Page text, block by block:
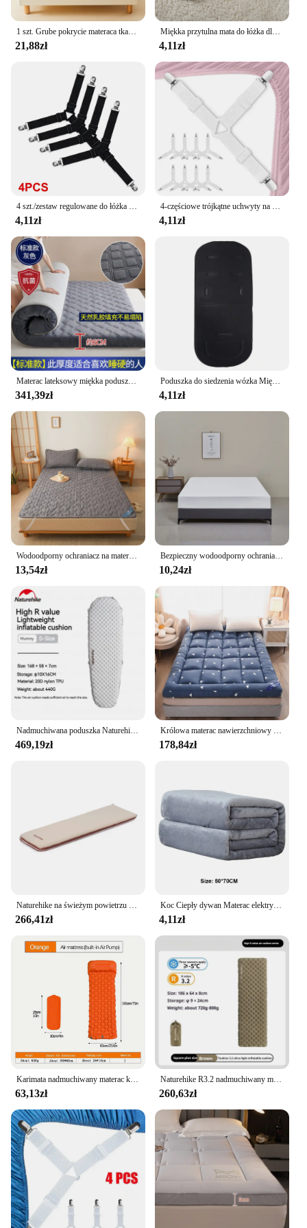
1 szt. Grube pokrycie materaca tkaniny 3D, 100% materac wodoodporny ochraniacz, miękkie i oddychające prześcieradło dopasowane (bez poszewki na poduszkę)
21,88zł
Miękka przytulna mata do łóżka dla małych i dużych psów Kość Gwiazda Awokado Nadruk Ciepły materac Koc do spania dla kota Szczeniak Materiały podróżne
4,11zł
4 szt./zestaw regulowane do łóżka zaczepów do prześcieradeł na prześcieradło pokrycie materaca koce uchwyt na kołdry organizują gadżety
4,11zł
4-częściowe trójkątne uchwyty na prześcieradła Regulowany elastyczny pokrowiec na materac Uchwyt narożny Klipsy do łóżek Zapięcia do pończoch Paski
4,11zł
341,39zł
Poduszka do siedzenia wózka Miękki wózek dziecięcy Wózek samochodowy Wysokie krzesełko Poduszki do wózka Dziecięcy materac do wózka Miękka podkładka Duże rozmiary
4,11zł
13,54zł
Bezpieczny wodoodporny ochraniacz na materac, miękki, wygodny, oddychający pokrowiec na materac w jednolitym kolorze, można prać w pralce
10,24zł
469,19zł 178,84zł
266,41zł
Koc Ciepły dywan Materac elektryczny Biuro domowe Ocieplacz na kolana Wielofunkcyjny koc 50 * 70 CM
4,11zł
Karimata nadmuchiwany materac kempingowego na zewnątrz z poduszkami ultralekka mata powietrzna zbudowana w pompka inflatora wędrówkach
63,13zł
Naturehike R3.2 nadmuchiwany materac Camping karimata Ultralekka poduszka powietrzna do pieszych wędrówek na świeżym powietrzu Trekking ciepła podróż przenośna
260,63zł